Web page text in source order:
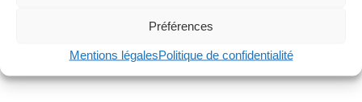
Préférences
Mentions légalesPolitique de confidentialité